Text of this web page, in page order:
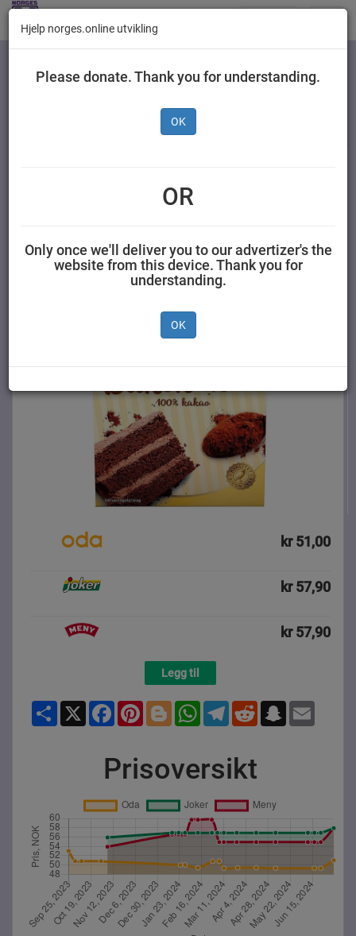
Kategorier
250 g
kr 51,00
kr 57,90
kr 57,90
Legg til
Share X FacebookPinterestBloggerWhatsAppTelegramReddit Snapchat
Prisoversikt
Hjelp norges.online utvikling
Please donate. Thank you for understanding.
OK
OR
Only once we'll deliver you to our advertizer's the
website from this device. Thank you for
understanding.
OK